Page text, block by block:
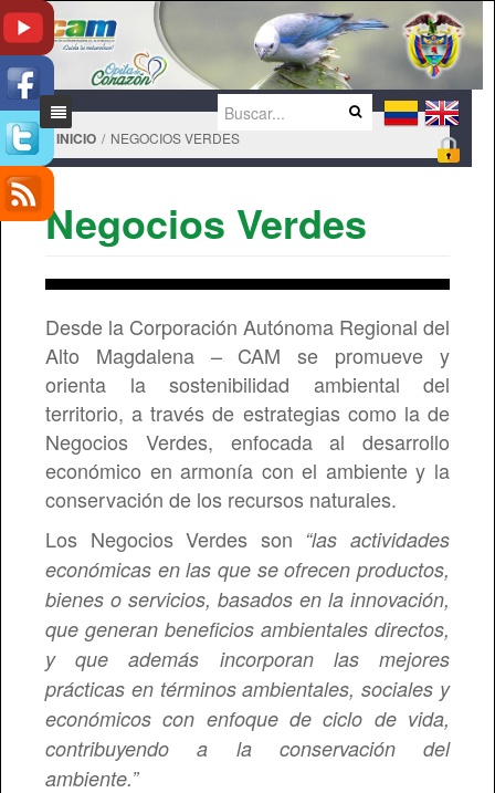
La entidad
Organizacional
Historia
Naturaleza
Funciones
Misión y Visión
Organigrama
Jurisdicción
NUESTRO DIRECTOR
Planes
Plan de acción
Plan de Acción 2020 - 2023
Plan de Acción 2016 - 2019
Programas y proyectos
Planes de Ordenamiento Territorial
Plan de Gestión Ambiental Regional
Plan anticorrupción
Sistema Integrado de Gestión
Manual Sistema Integrado de Gestión
Política
Objetivos
Mapa de procesos
Indicadores SIG
Informe de satisfacción
Mapa de Riesgos
Rendición de cuentas
Entidades de Control
Informes de Gestión
Plan de Acción
Plan de Mejoramiento
Informes y auditorías CGR
Audiencias Públicas
Reportes de Control Interno
Informes de Ejecución Plan de Acción
PROCESOS JUDICIALES
Información Financiera
Plan anual de adquisiciones
Plan Anual de Inversiones
Histórico de presupuestos
Estados financieros
Ejecución presupuestal
Pacto por la Transparencia
Contratación
Manual de Contratación
Informe de archivo
Manual de funciones
Rediseño Organizacional
Escala salarial
Escala de viaticos
Directorio
Directivos y Funcionarios
Contratistas
Entidades Relacionadas
Atención al Ciudadano
Carta de Trato Digno
Protocolo de Atención al Ciudadano
Control Interno
Informes
Servicios
Ofertas De Trámites
Notificación por aviso
Notificación por aviso - Cobros coactivos
Catálogo de información
Denuncia actos de Corrupción
PQRD
Calendario de Eventos
Preguntas y respuestas frecuentes
Glosario
Mapa del sitio
Corporativo
SILAMC
Sistema de Gestión documental
INICIO / NEGOCIOS VERDES
Negocios Verdes
Desde la Corporación Autónoma Regional del
Alto Magdalena – CAM se promueve y
orienta la sostenibilidad ambiental del
territorio, a través de estrategias como la de
Negocios Verdes, enfocada al desarrollo
económico en armonía con el ambiente y la
conservación de los recursos naturales.
Los Negocios Verdes son “las actividades
económicas en las que se ofrecen productos,
bienes o servicios, basados en la innovación,
que generan beneficios ambientales directos,
y que además incorporan las mejores
prácticas en términos ambientales, sociales y
económicos con enfoque de ciclo de vida,
contribuyendo a la conservación del
ambiente.”